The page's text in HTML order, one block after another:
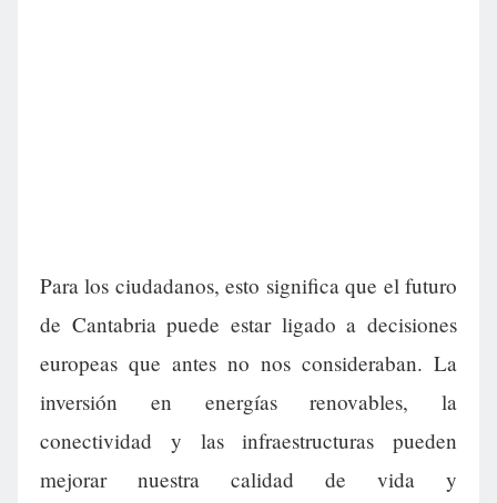
Para los ciudadanos, esto significa que el futuro
de Cantabria puede estar ligado a decisiones
europeas que antes no nos consideraban. La
inversión en energías renovables, la
conectividad y las infraestructuras pueden
mejorar nuestra calidad de vida y